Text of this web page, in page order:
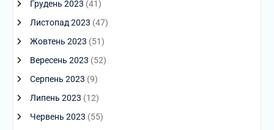
Грудень 2023 (41)
Листопад 2023 (47)
Жовтень 2023 (51)
Вересень 2023 (52)
Серпень 2023 (9)
Липень 2023 (12)
Червень 2023 (55)